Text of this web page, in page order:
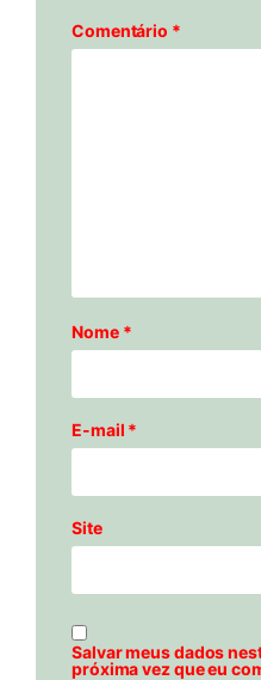
Comentário *
Nome *
E-mail *
Site
Salvar meus dados
próxima vez que eu